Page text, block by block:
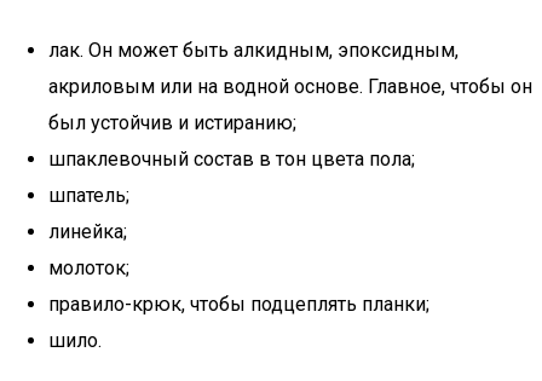
лак. Он может быть алкидным, эпоксидным,
акриловым или на водной основе. Главное, чтобы он
был устойчив и истиранию;
шпаклевочный состав в тон цвета пола;
шпатель;
линейка;
молоток;
правило-крюк, чтобы подцеплять планки;
шило.